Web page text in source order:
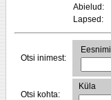
Abielud:
Lapsed:
Otsi inimest:
Eesnimi
Otsi kohta:
Küla